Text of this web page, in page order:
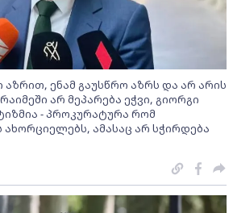
აზრით, ენამ გაუსწრო აზრს და არ არის
არ მეპარება ეჭვი, გიორგი
- პროკურატურა რომ
ამასაც არ სჭირდება